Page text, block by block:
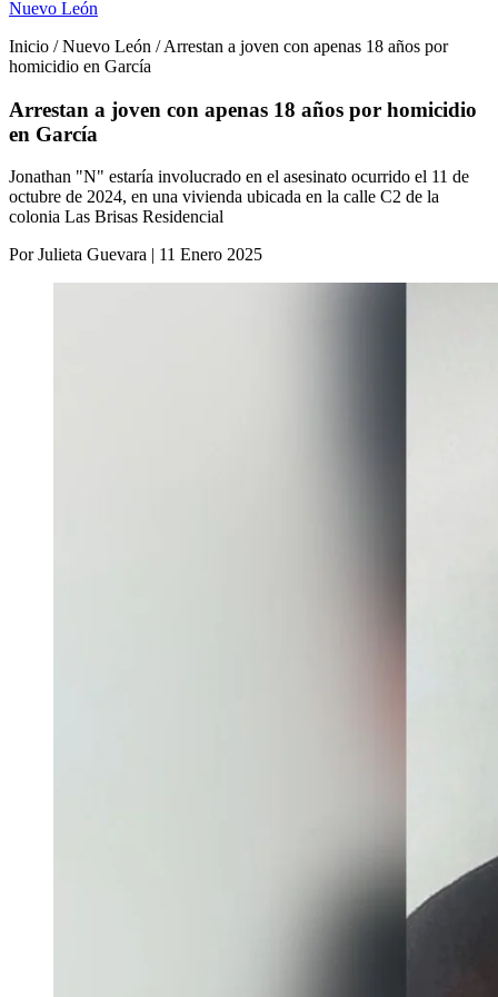
Nuevo León
Inicio / Nuevo León / Arrestan a joven con apenas 18 años por
homicidio en García
Arrestan a joven con apenas 18 años por homicidio
en García
Jonathan "N" estaría involucrado en el asesinato ocurrido el 11 de
octubre de 2024, en una vivienda ubicada en la calle C2 de la
colonia Las Brisas Residencial
Por Julieta Guevara | 11 Enero 2025